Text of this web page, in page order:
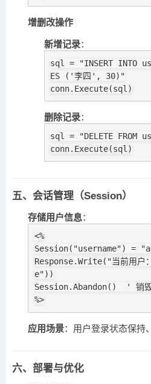
增删改操作
新增记录：
sql = "INSERT INTO
ES ('李四', 30)"
conn.Execute(sql)
删除记录：
sql = "DELETE FROM
conn.Execute(sql)
五、会话管理（Session）
存储用户信息：
<%
Session("username") =
Response.Write("当前用
e"))
Session.Abandon()  ' 销
%>
应用场景：用户登录状态保持
六、部署与优化